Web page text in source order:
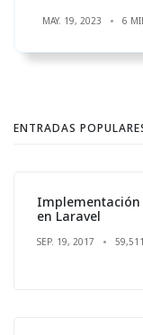
MAY. 19, 2023 6
ENTRADAS
Implementación
en Laravel
SEP. 19, 2017